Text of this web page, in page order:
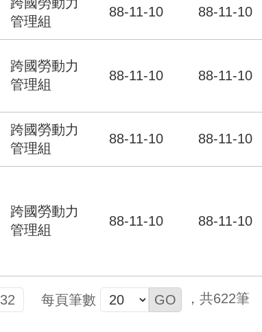
跨國勞動力
管理組
88-11-10 88-11-10
跨國勞動力
管理組
88-11-10 88-11-10
跨國勞動力
管理組
88-11-10 88-11-10
跨國勞動力
管理組
88-11-10 88-11-10
32 每頁筆數 622